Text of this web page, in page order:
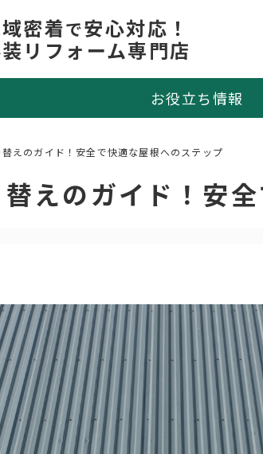
密着で安心対応！
リフォーム専門店
お役立ち情報
替えのガイド！安全で快適な屋根へのステップ
替えのガイド！安